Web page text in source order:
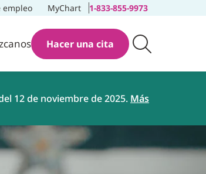
empleo MyChart 1-833-855-9973
Hacer una cita
12 de noviembre de 2025. Más